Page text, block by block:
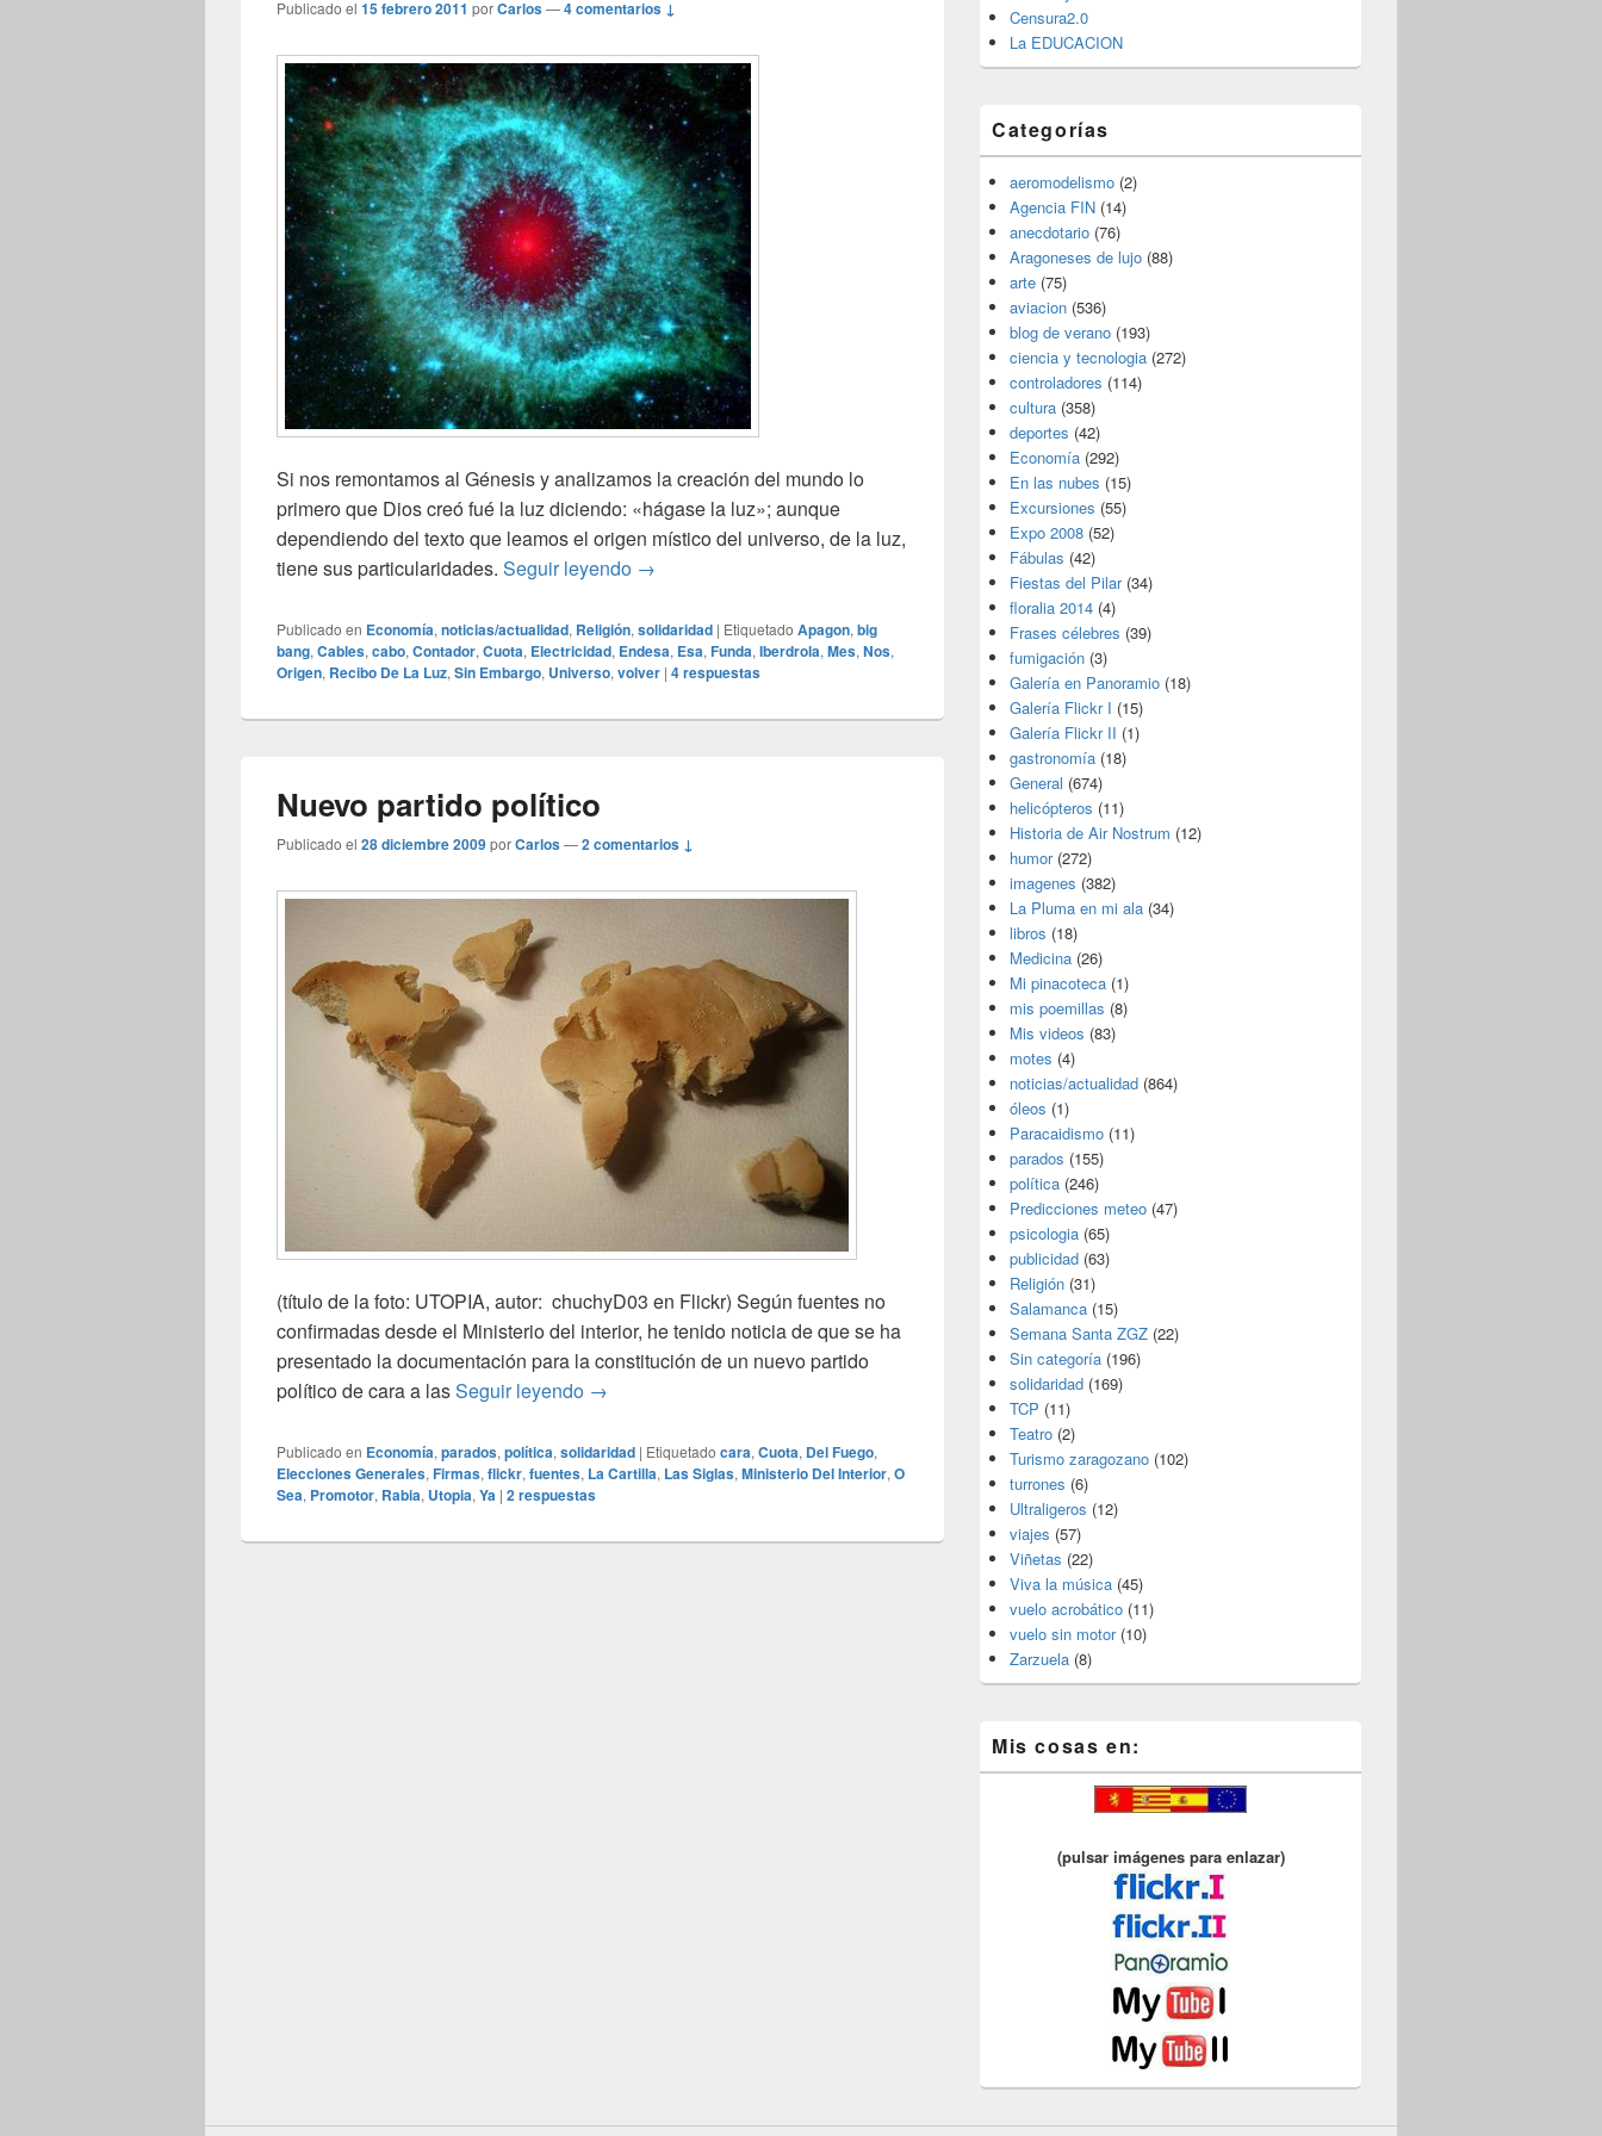
Publicado el 15 febrero 2011 porCarlos—4 comentarios ↓
Si nos remontamos al Génesis y analizamos la creación del mundo lo
primero que Dios creó fué la luz diciendo: «hágase la luz»; aunque
dependiendo del texto que leamos el origen místico del universo, de la luz,
tiene sus particularidades. Seguir leyendo La luz y las tinieblas
→
Publicado en Economía, noticias/actualidad, Religión, solidaridad | Etiquetado Apagon, big
bang, Cables, cabo, Contador, Cuota, Electricidad, Endesa, Esa, Funda, Iberdrola, Mes, Nos,
Origen, Recibo De La Luz, Sin Embargo, Universo, volver | 4respuestas
Nuevo partido político
Publicado el 28 diciembre 2009porCarlos—2 comentarios ↓
(título de la foto: UTOPIA, autor: chuchyD03 en Flickr) Según fuentes no
confirmadas desde el Ministerio del interior, he tenido noticia de que se ha
presentado la documentación para la constitución de un nuevo partido
político de cara a lasSeguir leyendo Nuevo partido político
→
Publicado en Economía, parados, política, solidaridad | Etiquetado cara, Cuota, Del Fuego,
Elecciones Generales, Firmas, flickr, fuentes, La Cartilla, Las Siglas, Ministerio Del Interior, O
Sea, Promotor, Rabia, Utopia, Ya | 2respuestas
Censura2.0
La EDUCACION
Categorías
aeromodelismo (2)
Agencia FIN (14)
anecdotario (76)
Aragoneses de lujo (88)
arte (75)
aviacion (536)
blog de verano (193)
ciencia y tecnologia (272)
controladores (114)
cultura (358)
deportes (42)
Economía (292)
En las nubes (15)
Excursiones (55)
Expo 2008 (52)
Fábulas (42)
Fiestas del Pilar(34)
floralia 2014 (4)
Frases célebres (39)
fumigación (3)
Galería en Panoramio (18)
Galería Flickr I (15)
Galería Flickr II (1)
gastronomía (18)
General (674)
helicópteros (11)
Historia de Air Nostrum (12)
humor(272)
imagenes (382)
La Pluma en mi ala (34)
libros (18)
Medicina (26)
Mi pinacoteca (1)
mis poemillas (8)
Mis videos (83)
motes (4)
noticias/actualidad (864)
óleos (1)
Paracaidismo (11)
parados (155)
política (246)
Predicciones meteo (47)
psicologia (65)
publicidad (63)
Religión (31)
Salamanca (15)
Semana Santa ZGZ (22)
Sin categoría (196)
solidaridad (169)
TCP (11)
Teatro (2)
Turismo zaragozano (102)
turrones (6)
Ultraligeros (12)
viajes (57)
Viñetas (22)
Viva la música (45)
vuelo acrobático (11)
vuelo sin motor(10)
Zarzuela (8)
Mis cosas en:
(pulsar imágenes para enlazar)